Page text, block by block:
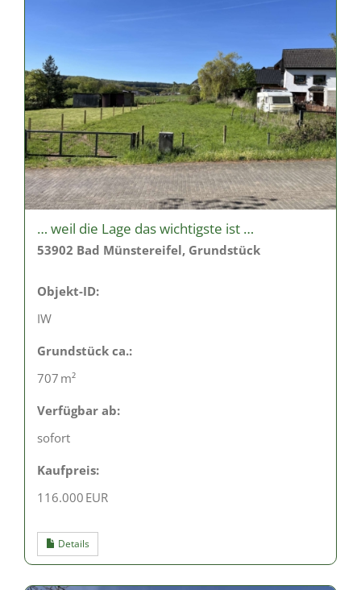
… weil die Lage das wichtigste ist …
53902 Bad Münstereifel, Grundstück
Objekt-ID:
IW
Grund­stück ca.:
707 m²
Verfügbar ab:
sofort
Kaufpreis:
116.000 EUR
Details